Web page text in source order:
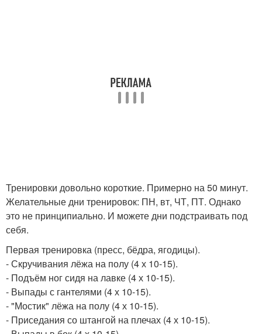
Тренировки довольно короткие. Примерно на 50 минут.
Желательные дни тренировок: ПН, вт, ЧТ, ПТ. Однако
это не принципиально. И можете дни подстраивать под
себя.
Первая тренировка (пресс, бёдра, ягодицы).
- Скручивания лёжа на полу (4 х 10-15).
- Подъём ног сидя на лавке (4 х 10-15).
- Выпады с гантелями (4 х 10-15).
- "Мостик" лёжа на полу (4 х 10-15).
- Приседания со штангой на плечах (4 х 10-15).